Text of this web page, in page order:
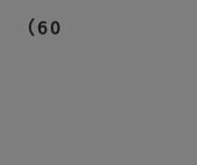
（60